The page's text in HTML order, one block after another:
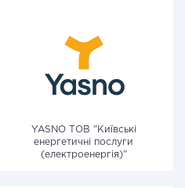
YASNO ТОВ "Київські
енергетичні послуги
(електроенергія)"